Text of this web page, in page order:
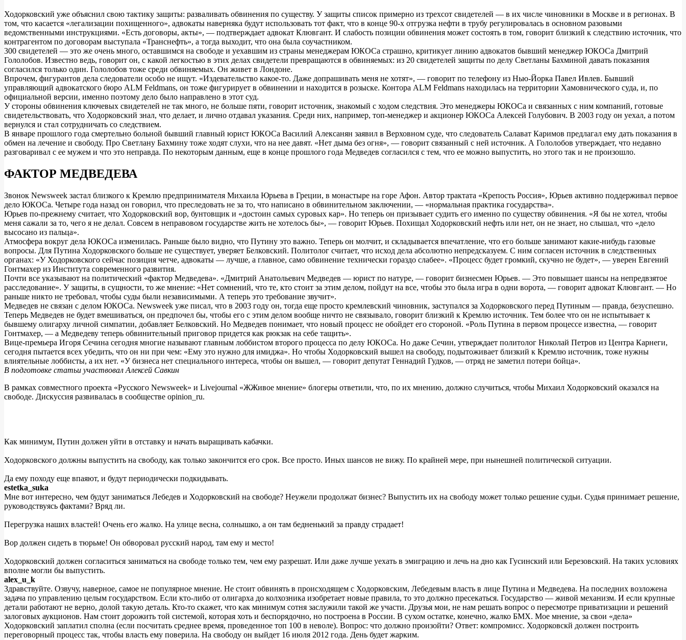
Ходорковский уже объяснил свою тактику защиты: разваливать обвинения по существу. У защиты список примерно из трехсот свидетелей — в их числе чиновники в Москве и в регионах. В
том, что касается «легализации похищенного», адвокаты наверняка будут использовать тот факт, что в конце 90-х отгрузка нефти в трубу регулировалась в основном разовыми
ведомственными инструкциями. «Есть договоры, акты», — подтверждает адвокат Клювгант. И слабость позиции обвинения может состоять в том, говорит близкий к следствию источник, что
контрагентом по договорам выступала «Транснефть», а тогда выходит, что она была соучастником.
300 свидетелей — это же очень много, оставшимся на свободе и уехавшим из страны менеджерам ЮКОСа страшно, критикует линию адвокатов бывший менеджер ЮКОСа Дмитрий
Гололобов. Известно ведь, говорит он, с какой легкостью в этих делах свидетели превращаются в обвиняемых: из 20 свидетелей защиты по делу Светланы Бахминой давать показания
согласился только один. Гололобов тоже среди обвиняемых. Он живет в Лондоне.
Впрочем, фигурантов дела следователи особо не ищут. «Издевательство какое-то. Даже допрашивать меня не хотят», — говорит по телефону из Нью-Йорка Павел Ивлев. Бывший
управляющий адвокатского бюро ALM Feldmans, он тоже фигурирует в обвинении и находится в розыске. Контора ALM Feldmans находилась на территории Хамовнического суда, и, по
официальной версии, именно поэтому дело было направлено в этот суд.
У стороны обвинения ключевых свидетелей не так много, не больше пяти, говорит источник, знакомый с ходом следствия. Это менеджеры ЮКОСа и связанных с ним компаний, готовые
свидетельствовать, что Ходорковский знал, что делает, и лично отдавал указания. Среди них, например, топ-менеджер и акционер ЮКОСа Алексей Голубович. В 2003 году он уехал, а потом
вернулся и стал сотрудничать со следствием.
В январе прошлого года смертельно больной бывший главный юрист ЮКОСа Василий Алексанян заявил в Верховном суде, что следователь Салават Каримов предлагал ему дать показания в
обмен на лечение и свободу. Про Светлану Бахмину тоже ходят слухи, что на нее давят. «Нет дыма без огня», — говорит связанный с ней источник. А Гололобов утверждает, что недавно
разговаривал с ее мужем и что это неправда. По некоторым данным, еще в конце прошлого года Медведев согласился с тем, что ее можно выпустить, но этого так и не произошло.
ФАКТОР МЕДВЕДЕВА
Звонок Newsweek застал близкого к Кремлю предпринимателя Михаила Юрьева в Греции, в монастыре на горе Афон. Автор трактата «Крепость Россия», Юрьев активно поддерживал первое
дело ЮКОСа. Четыре года назад он говорил, что преследовать не за то, что написано в обвинительном заключении, — «нормальная практика государства».
Юрьев по-прежнему считает, что Ходорковский вор, бунтовщик и «достоин самых суровых кар». Но теперь он призывает судить его именно по существу обвинения. «Я бы не хотел, чтобы
меня сажали за то, чего я не делал. Совсем в неправовом государстве жить не хотелось бы», — говорит Юрьев. Похищал Ходорковский нефть или нет, он не знает, но слышал, что «дело
высосано из пальца».
Атмосфера вокруг дела ЮКОСа изменилась. Раньше было видно, что Путину это важно. Теперь он молчит, и складывается впечатление, что его больше занимают какие-нибудь газовые
вопросы. Для Путина Ходорковского больше не существует, уверяет Белковский. Политолог считает, что исход дела абсолютно непредсказуем. С ним согласен источник в следственных
органах: «У Ходорковского сейчас позиция четче, адвокаты — лучше, а главное, само обвинение технически гораздо слабее». «Процесс будет громкий, скучно не будет», — уверен Евгений
Гонтмахер из Института современного развития.
Почти все указывают на политический «фактор Медведева». «Дмитрий Анатольевич Медведев — юрист по натуре, — говорит бизнесмен Юрьев. — Это повышает шансы на непредвзятое
расследование». У защиты, в сущности, то же мнение: «Нет сомнений, что те, кто стоит за этим делом, пойдут на все, чтобы это была игра в одни ворота, — говорит адвокат Клювгант. — Но
раньше никто не требовал, чтобы суды были независимыми. А теперь это требование звучит».
Медведев не связан с делом ЮКОСа. Newsweek уже писал, что в 2003 году он, тогда еще просто кремлевский чиновник, заступался за Ходорковского перед Путиным — правда, безуспешно.
Теперь Медведев не будет вмешиваться, он предпочел бы, чтобы его с этим делом вообще ничто не связывало, говорит близкий к Кремлю источник. Тем более что он не испытывает к
бывшему олигарху личной симпатии, добавляет Белковский. Но Медведев понимает, что новый процесс не обойдет его стороной. «Роль Путина в первом процессе известна, — говорит
Гонтмахер, — а Медведеву теперь обвинительный приговор придется как рюкзак на себе тащить».
Вице-премьера Игоря Сечина сегодня многие называют главным лоббистом второго процесса по делу ЮКОСа. Но даже Сечин, утверждает политолог Николай Петров из Центра Карнеги,
сегодня пытается всех убедить, что он ни при чем: «Ему это нужно для имиджа». Но чтобы Ходорковский вышел на свободу, подытоживает близкий к Кремлю источник, тоже нужны
влиятельные лоббисты, а их нет. «У бизнеса нет специального интереса, чтобы он вышел, — говорит депутат Геннадий Гудков, — отряд не заметил потери бойца».
В подготовке статьи участвовал Алексей Савкин
В рамках совместного проекта «Русского Newsweek» и Livejournal «ЖЖивое мнение» блогеры ответили, что, по их мнению, должно случиться, чтобы Михаил Ходорковский оказался на
свободе. Дискуссия развивалась в сообществе opinion_ru.
Как минимум, Путин должен уйти в отставку и начать выращивать кабачки.
Ходорковского должны выпустить на свободу, как только закончится его срок. Все просто. Иных шансов не вижу. По крайней мере, при нынешней политической ситуации.
Да ему походу еще впаяют, и будут периодически подкидывать.
estetka_suka
Мне вот интересно, чем будут заниматься Лебедев и Ходорковский на свободе? Неужели продолжат бизнес? Выпустить их на свободу может только решение судьи. Судья принимает решение,
руководствуясь фактами? Вряд ли.
Перегрузка наших властей! Очень его жалко. На улице весна, солнышко, а он там бедненький за правду страдает!
Вор должен сидеть в тюрьме! Он обворовал русский народ, там ему и место!
Ходорковский должен согласиться заниматься на свободе только тем, чем ему разрешат. Или даже лучше уехать в эмиграцию и лечь на дно как Гусинский или Березовский. На таких условиях
вполне могли бы выпустить.
alex_u_k
Здравствуйте. Озвучу, наверное, самое не популярное мнение. Не стоит обвинять в происходящем с Ходорковским, Лебедевым власть в лице Путина и Медведева. На последних возложена
задача по управлению целым государством. Если кто-либо от олигарха до колхозника изобретает новые правила, то это должно пресекаться. Государство — живой механизм. И если крупные
детали работают не верно, долой такую деталь. Кто-то скажет, что как минимум сотня заслужили такой же участи. Друзья мои, не нам решать вопрос о пересмотре приватизации и решений
залоговых аукционов. Нам стоит дорожить той системой, которая хоть и беспорядочно, но построена в России. В сухом остатке, конечно, жалко БМХ. Мое мнение, за свои «дела»
Ходорковский заплатил сполна (если посчитать среднее время, проведенное топ 100 в неволе). Вопрос: что должно произойти? Ответ: компромисс. Ходорковскй должен построить
переговорный процесс так, чтобы власть ему поверила. На свободу он выйдет 16 июля 2012 года. День будет жарким.